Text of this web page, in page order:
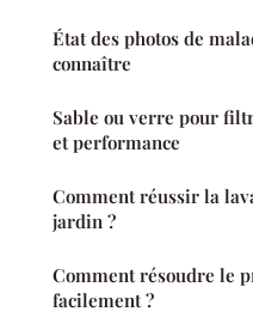
État des photos de
connaître
Sable ou verre pour
et performance
Comment réussir la
jardin ?
Comment résoudre le
facilement ?